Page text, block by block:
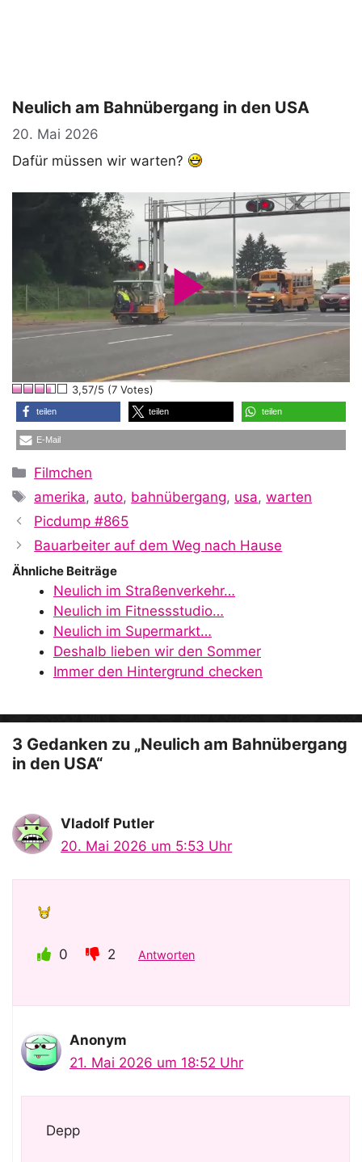
Neulich am Bahnübergang in den USA
20. Mai 2026
Dafür müssen wir warten?
P
l
a
y
V
i
d
e
o
3,57/5 (7 Votes)
teilen teilen teilen
E-Mail
Kategorien
Filmchen
Schlagwörter
amerika, auto, bahnübergang, usa,warten
Picdump #865
Bauarbeiter auf dem Weg nach Hause
Ähnliche Beiträge
Neulich im Straßenverkehr…
Neulich im Fitnessstudio…
Neulich im Supermarkt…
Deshalb lieben wir den Sommer
Immer den Hintergrund checken
3 Gedanken zu „Neulich am Bahnübergang
in den USA“
Vladolf Putler
20. Mai 2026 um 5:53 Uhr
0 2 Antworten
Anonym
21. Mai 2026 um 18:52 Uhr
Depp